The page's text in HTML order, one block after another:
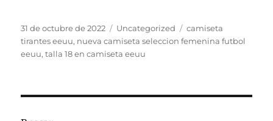
Publicado
el
31 de octubre de 2022 Categorías
Uncategorized Etiquetas
camiseta
tirantes eeuu, nueva camiseta seleccion femenina futbol
eeuu,talla 18 en camiseta eeuu